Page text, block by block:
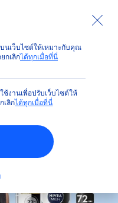
บนเว็บไซต์ให้เหมาะกับคุณ
กเลิกได้ทุกเมื่อที่นี่
ช้งานเพื่อปรับเว็บไซต์ให้
เลิกได้ทุกเมื่อที่นี่
ไวท์